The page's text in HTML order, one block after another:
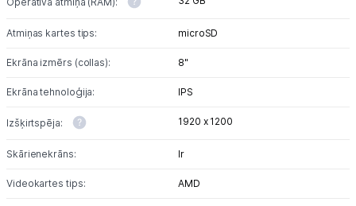
Atmiņas kartes tips: microSD
Ekrāna izmērs (collas): 8"
Ekrāna tehnoloģija: IPS
Izšķirtspēja: 1920 x 1200
Skārienekrāns: Ir
Videokartes tips: AMD